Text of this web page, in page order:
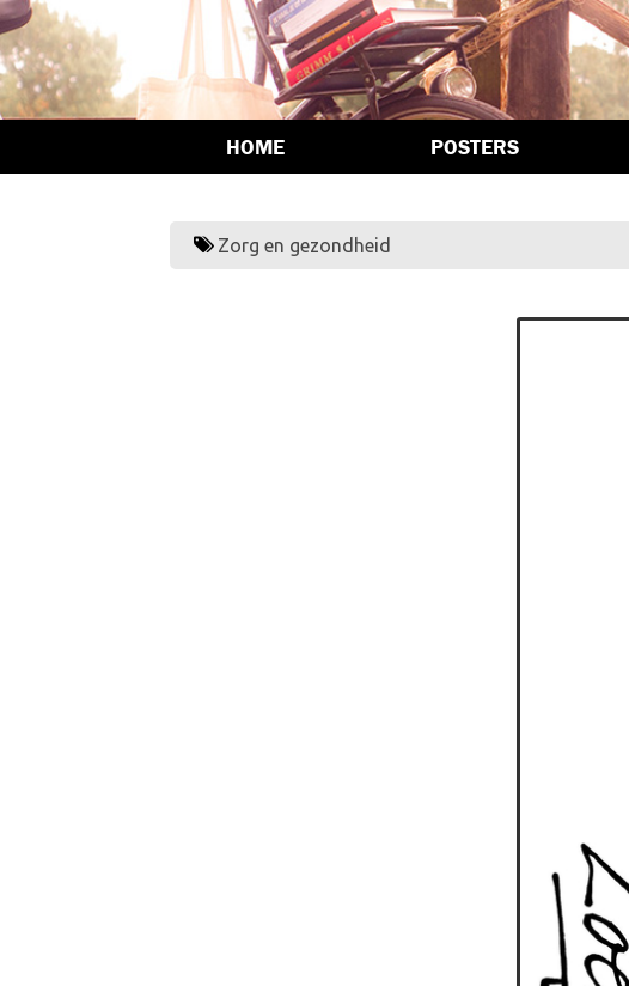
HOME POSTERS
Zorg en gezondheid